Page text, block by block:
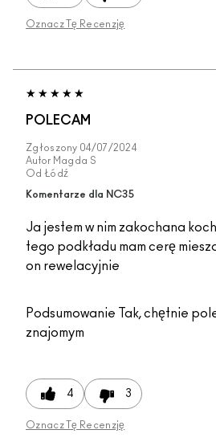
Oznacz Tę Recenzję
POLECAM
Zgłoszony 04/07/2024
Autor Magda S
Od Łódź
Komentarze dla NC35
Ja jestem w nim zakochana
tego podkładu mam cerę
on rewelacyjnie
Podsumowanie Tak, chętnie
znajomym
4 3
Oznacz Tę Recenzję